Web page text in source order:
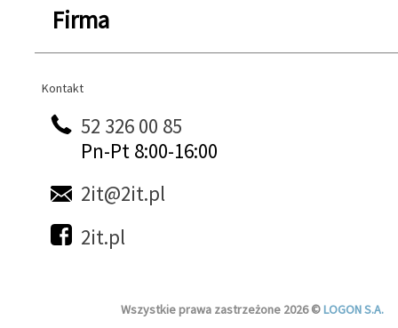
Firma
Kontakt
Kontakt
52 326 00 85
Pn-Pt 8:00-16:00
2it@2it.pl
2it.pl
Wszystkie prawa zastrzeżone 2026 ©LOGON S.A.